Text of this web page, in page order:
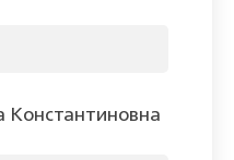
Константиновна